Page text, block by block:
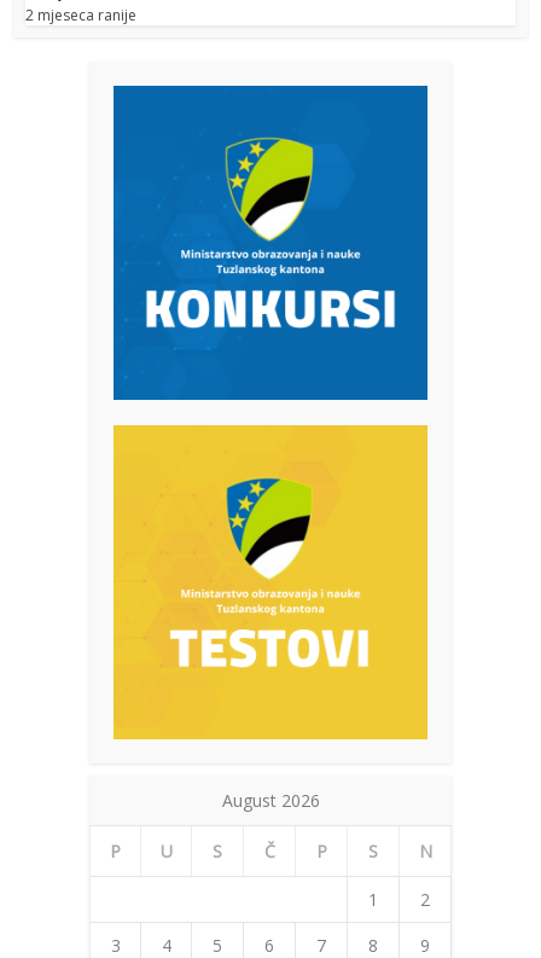
2 mjeseca ranije
August 2026
P U S Č P S N
1
2
3
4 5 6 7 8
9